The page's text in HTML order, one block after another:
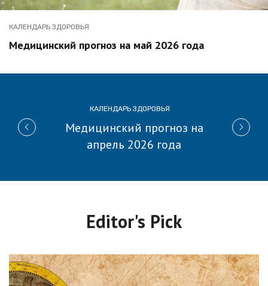
КАЛЕНДАРЬ ЗДОРОВЬЯ
Медицинский прогноз на май 2026 года
КАЛЕНДАРЬ ЗДОРОВЬЯ
Медицинский прогноз на
апрель 2026 года
Editor's Pick